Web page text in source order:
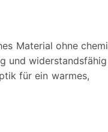
Material ohne
und widerstandsfähig
für ein warmes,